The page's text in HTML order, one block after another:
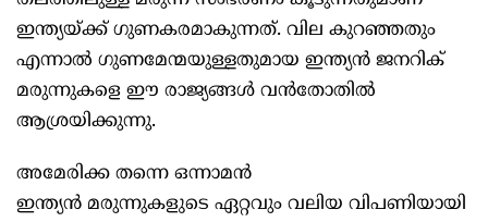
ഇന്ത്യയ്ക്ക് ഗുണകരമാകുന്നത്. വില കുറഞ്ഞതും
എന്നാല്‍ ഗുണമേന്മയുള്ളതുമായ ഇന്ത്യന്‍ ജനറിക്
മരുന്നുകളെ ഈ രാജ്യങ്ങള്‍ വന്‍തോതില്‍
ആശ്രയിക്കുന്നു.
അമേരിക്ക തന്നെ ഒന്നാമന്‍
ഇന്ത്യന്‍ മരുന്നുകളുടെ ഏറ്റവും വലിയ വിപണിയായി